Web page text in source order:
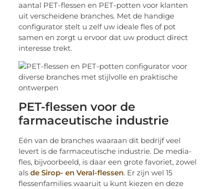
aantal PET-flessen en PET-potten voor klanten
uit verscheidene branches. Met de handige
configurator stelt u zelf uw ideale fles of pot
samen en zorgt u ervoor dat uw product direct
interesse trekt.
PET-flessen voor de
farmaceutische industrie
Eén van de branches waaraan dit bedrijf veel
levert is de farmaceutische industrie. De media-
fles, bijvoorbeeld, is daar een grote favoriet, zowel
alsde Sirop- en Veral-flessen. Er zijn wel 15
flessenfamilies waaruit u kunt kiezen en deze